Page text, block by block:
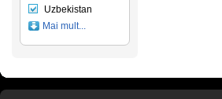
Uzbekistan
Mai mult...